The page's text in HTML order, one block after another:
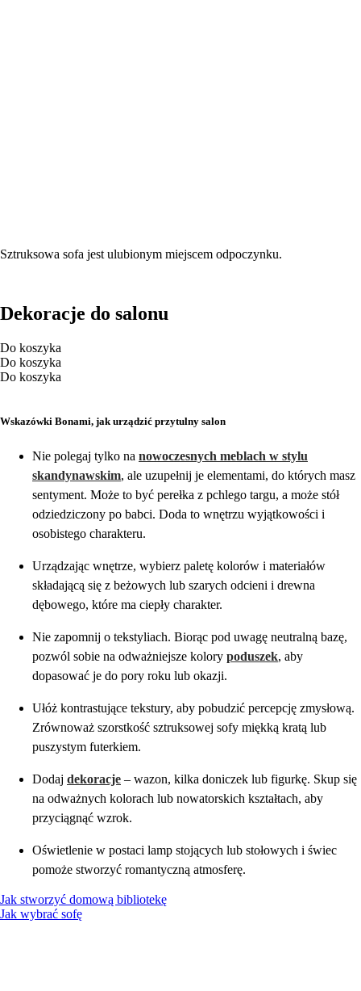
Sztruksowa sofa jest ulubionym miejscem odpoczynku.
Dekoracje do salonu
Do koszyka
Do koszyka
Do koszyka
Wskazówki Bonami, jak urządzić przytulny salon
Nie polegaj tylko na nowoczesnych meblach w stylu
skandynawskim, ale uzupełnij je elementami, do których masz
sentyment. Może to być perełka z pchlego targu, a może stół
odziedziczony po babci. Doda to wnętrzu wyjątkowości i
osobistego charakteru.
Urządzając wnętrze, wybierz paletę kolorów i materiałów
składającą się z beżowych lub szarych odcieni i drewna
dębowego, które ma ciepły charakter.
Nie zapomnij o tekstyliach. Biorąc pod uwagę neutralną bazę,
pozwól sobie na odważniejsze kolory poduszek, aby
dopasować je do pory roku lub okazji.
Ułóż kontrastujące tekstury, aby pobudzić percepcję zmysłową.
Zrównoważ szorstkość sztruksowej sofy miękką kratą lub
puszystym futerkiem.
Dodaj dekoracje – wazon, kilka doniczek lub figurkę. Skup się
na odważnych kolorach lub nowatorskich kształtach, aby
przyciągnąć wzrok.
Oświetlenie w postaci lamp stojących lub stołowych i świec
pomoże stworzyć romantyczną atmosferę.
Jak stworzyć domową bibliotekę
Jak wybrać sofę